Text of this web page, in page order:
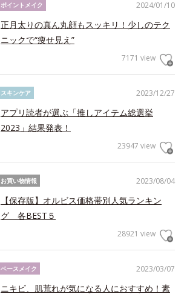
2024/01/10
ポイントメイク
正月太りの真ん丸顔もスッキリ！少しのテク
ニックで“痩せ見え”
7171 view
2023/12/27
スキンケア
アプリ読者が選ぶ「推しアイテム総選挙
2023」結果発表！
23947 view
2023/08/04
お買い物情報
【保存版】オルビス価格帯別人気ランキン
グ 各BEST５
28921 view
2023/03/07
ベースメイク
ニキビ、肌荒れが気になる人におすすめ！素